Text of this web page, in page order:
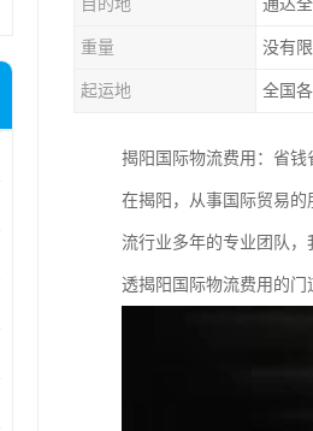
目的地 通达
重量 没有
起运地 全国
揭阳国际物流费用：省钱
在揭阳，从事国际贸易
流行业多年的专业团队
透揭阳国际物流费用的门